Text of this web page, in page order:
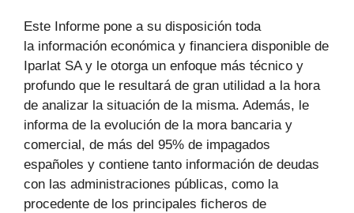
Este Informe pone a su disposición toda
la información económica y financiera disponible de
Iparlat SA y le otorga un enfoque más técnico y
profundo que le resultará de gran utilidad a la hora
de analizar la situación de la misma. Además, le
informa de la evolución de la mora bancaria y
comercial, de más del 95% de impagados
españoles y contiene tanto información de deudas
con las administraciones públicas, como la
procedente de los principales ficheros de